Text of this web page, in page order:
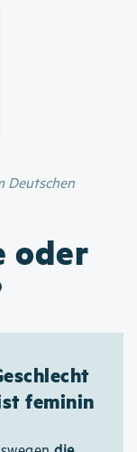
Deutschen
oder
feminin